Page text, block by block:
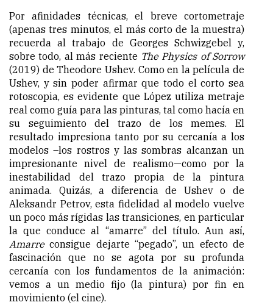
Por afinidades técnicas, el breve cortometraje
(apenas tres minutos, el más corto de la muestra)
recuerda al trabajo de Georges Schwizgebel y,
sobre todo, al más reciente The Physics of Sorrow
(2019) de Theodore Ushev. Como en la película de
Ushev, y sin poder afirmar que todo el corto sea
rotoscopia, es evidente que López utiliza metraje
real como guía para las pinturas, tal como hacía en
su seguimiento del trazo de los memes. El
resultado impresiona tanto por su cercanía a los
modelos –los rostros y las sombras alcanzan un
impresionante nivel de realismo—como por la
inestabilidad del trazo propia de la pintura
animada. Quizás, a diferencia de Ushev o de
Aleksandr Petrov, esta fidelidad al modelo vuelve
un poco más rígidas las transiciones, en particular
la que conduce al “amarre” del título. Aun así,
Amarreconsigue dejarte “pegado”, un efecto de
fascinación que no se agota por su profunda
cercanía con los fundamentos de la animación:
vemos a un medio fijo (la pintura) por fin en
movimiento (el cine).